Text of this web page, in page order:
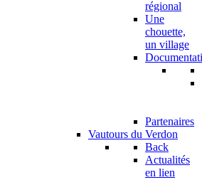
régional
Une
chouette,
un village
Partenaires
Vautours du Verdon
Back
Actualités
en lien